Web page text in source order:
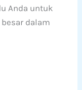
Anda untuk
dalam